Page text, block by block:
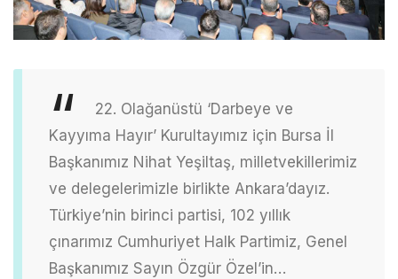
22. Olağanüstü ‘Darbeye ve
Kayyıma Hayır’ Kurultayımız için Bursa İl
Başkanımız Nihat Yeşiltaş, milletvekillerimiz
ve delegelerimizle birlikte Ankara’dayız.
Türkiye’nin birinci partisi, 102 yıllık
çınarımız Cumhuriyet Halk Partimiz, Genel
Başkanımız Sayın Özgür Özel’in…